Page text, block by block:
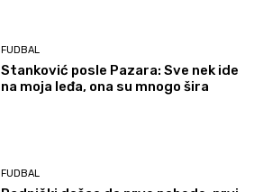
FUDBAL
Stanković posle Pazara: Sve nek ide
na moja leđa, ona su mnogo šira
FUDBAL